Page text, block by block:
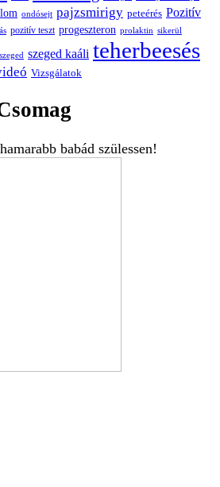
ondósejt pajzsmirigy peteérés Pozitív
pozitív teszt progeszteron prolaktin sikerül
szeged szeged kaáli teherbeesés
Vizsgálatok
babád szülessen!